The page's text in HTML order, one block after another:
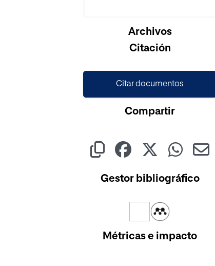
Archivos
Citación
Citar documentos
Compartir
Gestor bibliográfico
Métricas e impacto